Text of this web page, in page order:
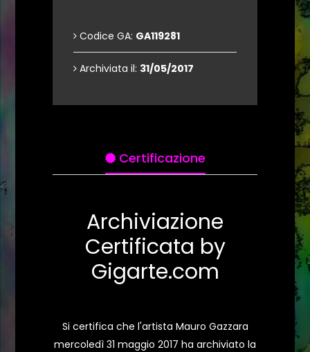
Codice GA: GA119281
Archiviata il: 31/05/2017
Certificazione
Archiviazione
Certificata by
Gigarte.com
Si certifica che l'artista Mauro Gazzara
mercoledì 31 maggio 2017 ha archiviato la